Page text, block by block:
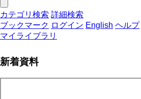
カテゴリ検索 詳細検索
ブックマーク ログイン English ヘルプ
マイライブラリ
新着資料